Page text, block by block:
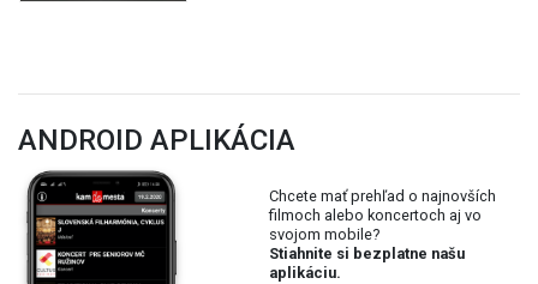
ANDROID APLIKÁCIA
Chcete mať prehľad o najnovších
filmoch alebo koncertoch aj vo
svojom mobile?
Stiahnite si bezplatne našu
aplikáciu.